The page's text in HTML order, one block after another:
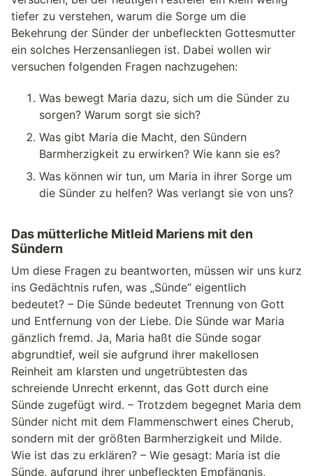
tiefer zu verstehen, warum die Sorge um die
Bekehrung der Sünder der unbefleckten Gottesmutter
ein solches Herzensanliegen ist. Dabei wollen wir
versuchen folgenden Fragen nachzugehen:
Was bewegt Maria dazu, sich um die Sünder zu
sorgen? Warum sorgt sie sich?
Was gibt Maria die Macht, den Sündern
Barmherzigkeit zu erwirken? Wie kann sie es?
Was können wir tun, um Maria in ihrer Sorge um
die Sünder zu helfen? Was verlangt sie von uns?
Das mütterliche Mitleid Mariens mit den
Sündern
Um diese Fragen zu beantworten, müssen wir uns kurz
ins Gedächtnis rufen, was „Sünde“ eigentlich
bedeutet? – Die Sünde bedeutet Trennung von Gott
und Entfernung von der Liebe. Die Sünde war Maria
gänzlich fremd. Ja, Maria haßt die Sünde sogar
abgrundtief, weil sie aufgrund ihrer makellosen
Reinheit am klarsten und ungetrübtesten das
schreiende Unrecht erkennt, das Gott durch eine
Sünde zugefügt wird. – Trotzdem begegnet Maria dem
Sünder nicht mit dem Flammenschwert eines Cherub,
sondern mit der größten Barmherzigkeit und Milde.
Wie ist das zu erklären? – Wie gesagt: Maria ist die
Sünde, aufgrund ihrer unbefleckten Empfängnis,